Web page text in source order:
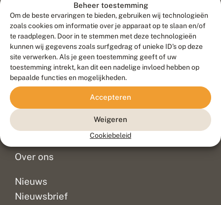
Beheer toestemming
Om de beste ervaringen te bieden, gebruiken wij technologieën
zoals cookies om informatie over je apparaat op te slaan en/of
te raadplegen. Door in te stemmen met deze technologieën
kunnen wij gegevens zoals surfgedrag of unieke ID's op deze
site verwerken. Als je geen toestemming geeft of uw
toestemming intrekt, kan dit een nadelige invloed hebben op
bepaalde functies en mogelijkheden.
Accepteren
Weigeren
Cookiebeleid
Contact
Veelgestelde vragen
Doneer
Over ons
Nieuws
Nieuwsbrief
Meld waarnemingen© 2026 Vlinderstichting
Duurzaam ontwikkeld door
Go2People
, ontworpen door
Blue Field Agency
Privacy
Disclaimer
Sitemap